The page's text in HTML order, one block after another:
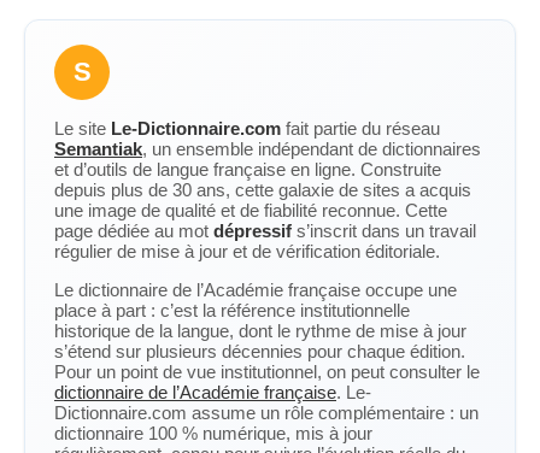
S
Le site Le-Dictionnaire.com fait partie du réseau
Semantiak, un ensemble indépendant de dictionnaires
et d’outils de langue française en ligne. Construite
depuis plus de 30 ans, cette galaxie de sites a acquis
une image de qualité et de fiabilité reconnue. Cette
page dédiée au mot dépressif s’inscrit dans un travail
régulier de mise à jour et de vérification éditoriale.
Le dictionnaire de l’Académie française occupe une
place à part : c’est la référence institutionnelle
historique de la langue, dont le rythme de mise à jour
s’étend sur plusieurs décennies pour chaque édition.
Pour un point de vue institutionnel, on peut consulter le
dictionnaire de l’Académie française. Le-
Dictionnaire.com assume un rôle complémentaire : un
dictionnaire 100 % numérique, mis à jour